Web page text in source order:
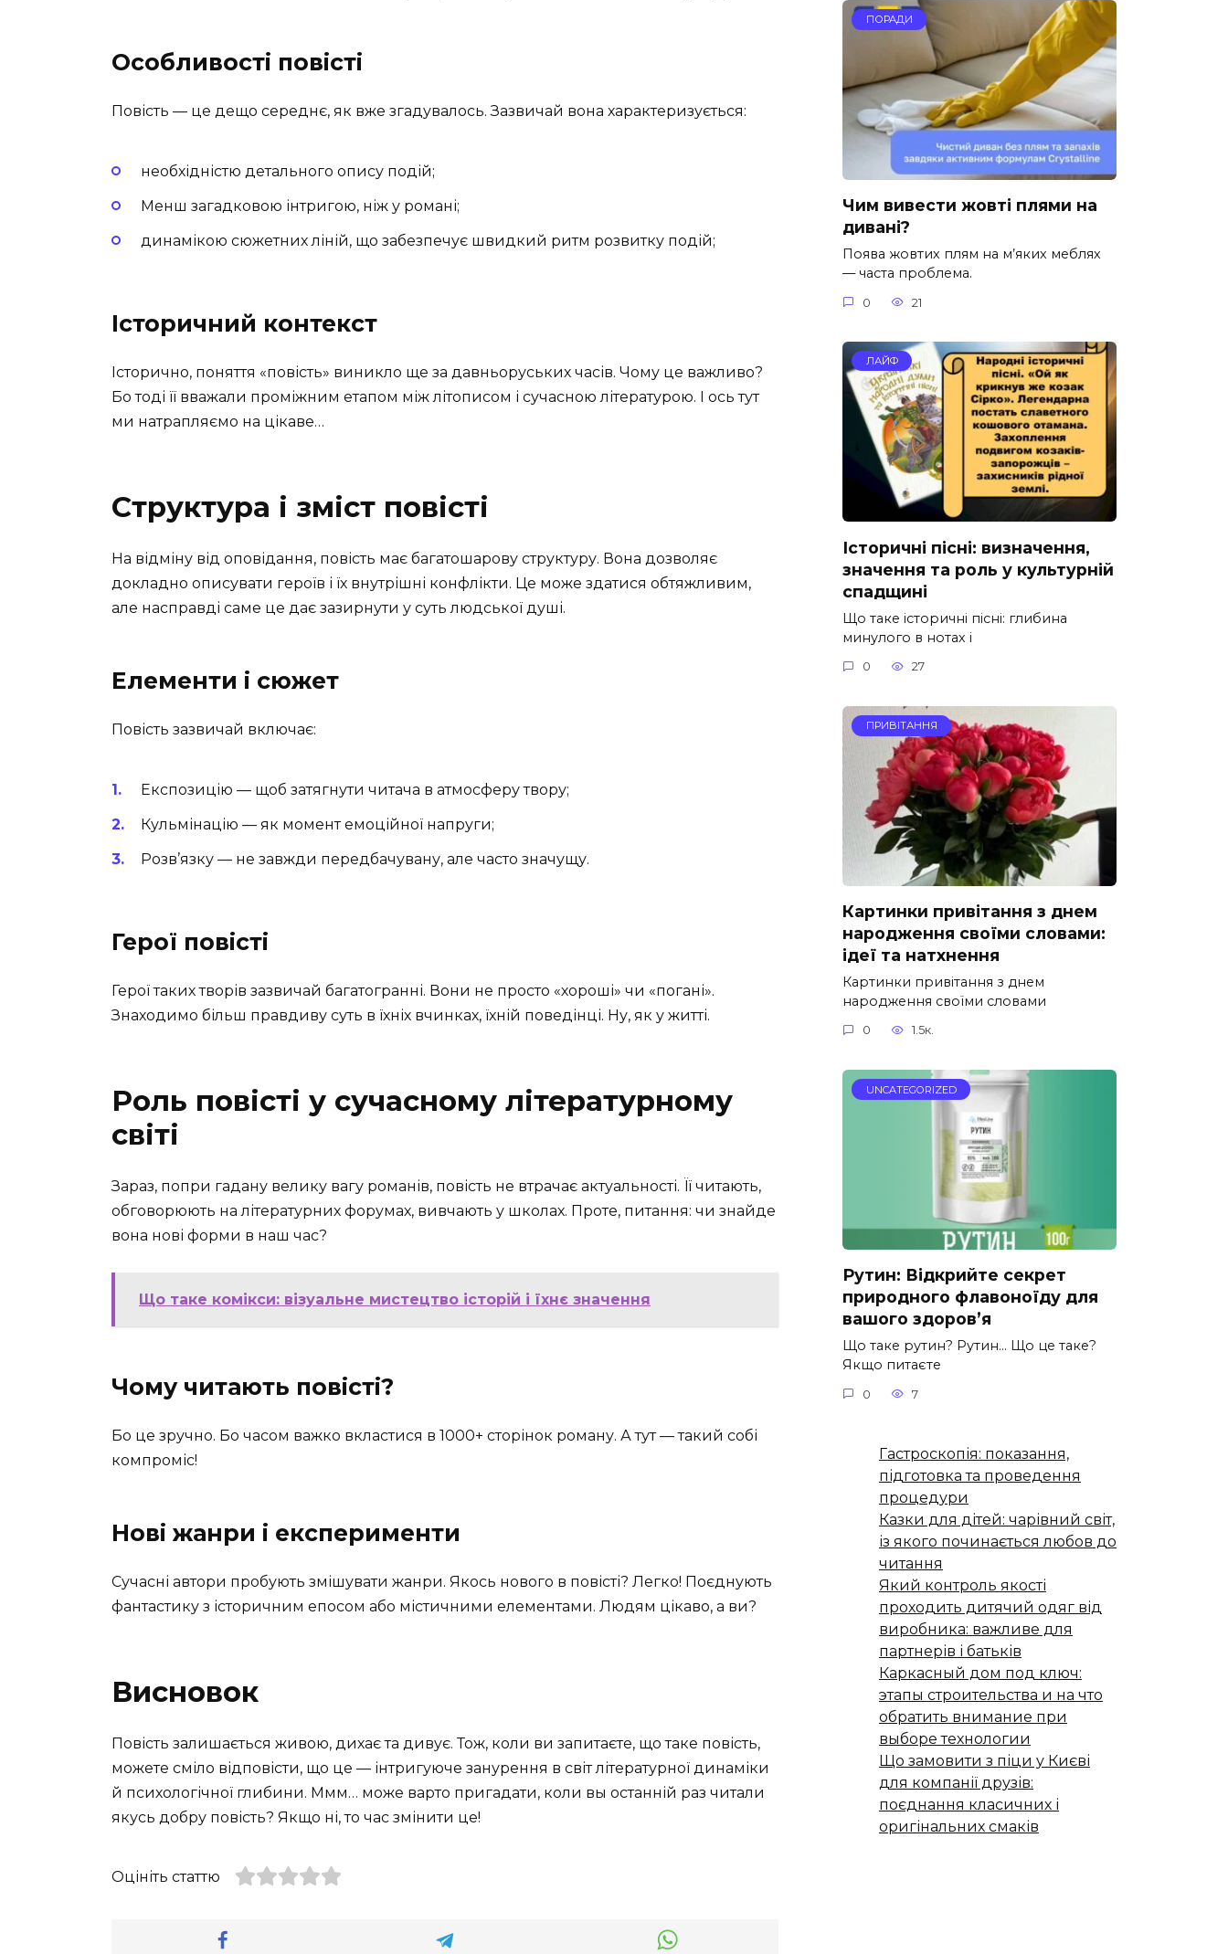
Особливості повісті
Повість — це дещо середнє, як вже згадувалось. Зазвичай вона характеризується:
необхідністю детального опису подій;
Менш загадковою інтригою, ніж у романі;
динамікою сюжетних ліній, що забезпечує швидкий ритм розвитку подій;
Історичний контекст
Історично, поняття «повість» виникло ще за давньоруських часів. Чому це важливо?
Бо тоді її вважали проміжним етапом між літописом і сучасною літературою. І ось тут
ми натрапляємо на цікаве…
Структура і зміст повісті
На відміну від оповідання, повість має багатошарову структуру. Вона дозволяє
докладно описувати героїв і їх внутрішні конфлікти. Це може здатися обтяжливим,
але насправді саме це дає зазирнути у суть людської душі.
Елементи і сюжет
Повість зазвичай включає:
Експозицію — щоб затягнути читача в атмосферу твору;
Кульмінацію — як момент емоційної напруги;
Розв’язку — не завжди передбачувану, але часто значущу.
Герої повісті
Герої таких творів зазвичай багатогранні. Вони не просто «хороші» чи «погані».
Знаходимо більш правдиву суть в їхніх вчинках, їхній поведінці. Ну, як у житті.
Роль повісті у сучасному літературному
світі
Зараз, попри гадану велику вагу романів, повість не втрачає актуальності. Її читають,
обговорюють на літературних форумах, вивчають у школах. Проте, питання: чи знайде
вона нові форми в наш час?
Що таке комікси: візуальне мистецтво історій і їхнє значення
Чому читають повісті?
Бо це зручно. Бо часом важко вкластися в 1000+ сторінок роману. А тут — такий собі
компроміс!
Нові жанри і експерименти
Сучасні автори пробують змішувати жанри. Якось нового в повісті? Легко! Поєднують
фантастику з історичним епосом або містичними елементами. Людям цікаво, а ви?
Висновок
Повість залишається живою, дихає та дивує. Тож, коли ви запитаєте, що таке повість,
можете сміло відповісти, що це — інтригуюче занурення в світ літературної динаміки
й психологічної глибини. Ммм… може варто пригадати, коли вы останній раз читали
якусь добру повість? Якщо ні, то час змінити це!
Оцініть статтю
ПОРАДИ
Чим вивести жовті плями на
дивані?
Поява жовтих плям на м’яких меблях
— часта проблема.
0 21
ЛАЙФ
Історичні пісні: визначення,
значення та роль у культурній
спадщині
Що таке історичні пісні: глибина
минулого в нотах і
0 27
ПРИВІТАННЯ
Картинки привітання з днем
народження своїми словами:
ідеї та натхнення
Картинки привітання з днем
народження своїми словами
0 1.5к.
UNCATEGORIZED
Рутин: Відкрийте секрет
природного флавоноїду для
вашого здоров’я
Що таке рутин? Рутин… Що це таке?
Якщо питаєте
0 7
Гастроскопія: показання,
підготовка та проведення
процедури
Казки для дітей: чарівний світ,
із якого починається любов до
читання
Який контроль якості
проходить дитячий одяг від
виробника: важливе для
партнерів і батьків
Каркасный дом под ключ:
этапы строительства и на что
обратить внимание при
выборе технологии
Що замовити з піци у Києві
для компанії друзів:
поєднання класичних і
оригінальних смаків